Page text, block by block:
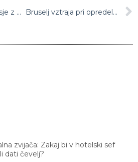
Avstrija bo nesoglasje z Evropsko komisijo popeljala na Sodišče EU Bruselj vztraja pri opredelitvi jedrske energije in plina kot prehodno zelenih dejavnosti
zvijača: Zakaj bi v hotelski sef
dati čevelj?